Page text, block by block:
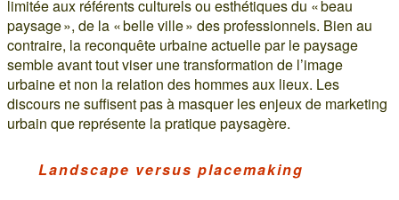
limitée aux référents culturels ou esthétiques du « beau
paysage », de la « belle ville » des professionnels. Bien au
contraire, la reconquête urbaine actuelle par le paysage
semble avant tout viser une transformation de l’image
urbaine et non la relation des hommes aux lieux. Les
discours ne suffisent pas à masquer les enjeux de marketing
urbain que représente la pratique paysagère.
Landscape versus placemaking